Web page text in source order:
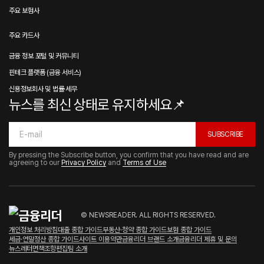
주요 보험사
주요 카드사
금융 정보 포털 및 커뮤니티
핀테크 플랫폼 (금융 서비스)
신용정보회사 및 법률·세무
뉴스를 최신 상태로 유지하세요📌
SUBSCRIBE
By pressing the Subscribe button, you confirm that you have read and are
agreeing to our Privacy Policy and Terms of Use
© NEWSREADER. ALL RIGHTS RESERVED.
개인정보 처리방침대출 종합 가이드부동산·청약 종합 가이드보험 종합 가이드
세금·연말정산 종합 가이드사이트 이용약관금융리더 브랜드 소개금융리더 제휴 및 문의
뉴스레터 면책조항편집팀 소개